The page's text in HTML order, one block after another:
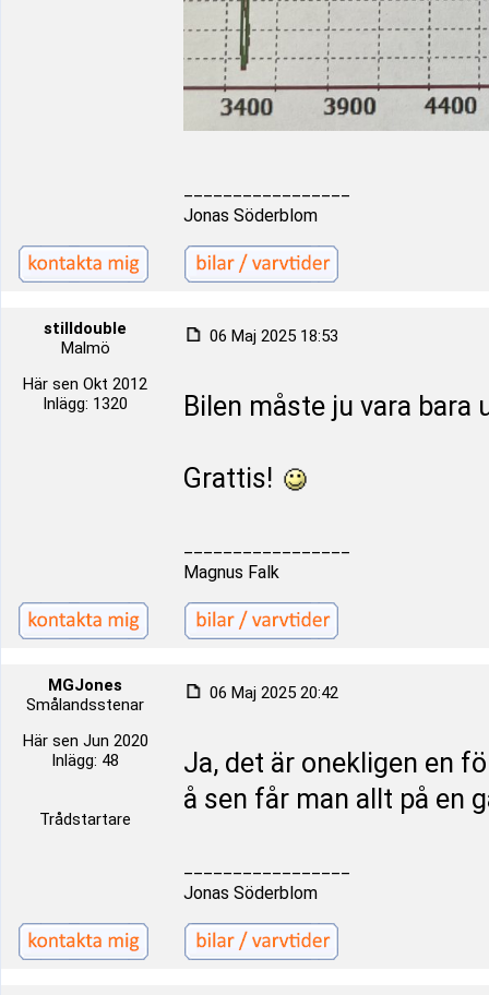
Jonas Söderblom
stilldouble
Malmö
Här sen Okt 2012
Inlägg: 1320
06 Maj 2025 18:53
Bilen måste ju vara
Grattis!
Magnus Falk
MGJones
Smålandsstenar
Här sen Jun 2020
Inlägg: 48
Trådstartare
06 Maj 2025 20:42
Ja, det är onekligen en
å sen får man allt på en
Jonas Söderblom